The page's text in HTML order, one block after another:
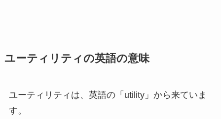
ユーティリティの英語の意味
ユーティリティは、英語の「utility」から来ていま
す。